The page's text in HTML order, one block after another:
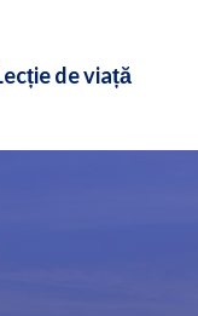
de viață